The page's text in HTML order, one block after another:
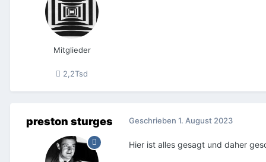
Mitglieder
2,2Tsd
preston sturges Geschrieben 1. August 2023
Hier ist alles gesagt und daher